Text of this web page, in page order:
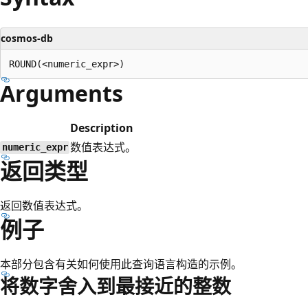
cosmos-db
Arguments
Description
numeric_expr 数值表达式。
返回类型
返回数值表达式。
例子
本部分包含有关如何使用此查询语言构造的示例。
将数字舍入到最接近的整数